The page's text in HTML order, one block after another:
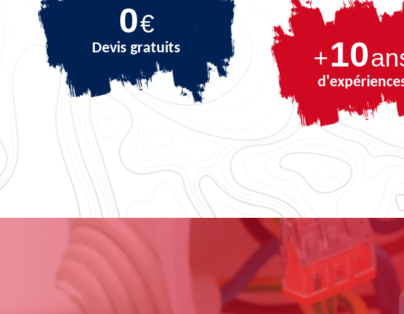
0€
Devis gratuits +10